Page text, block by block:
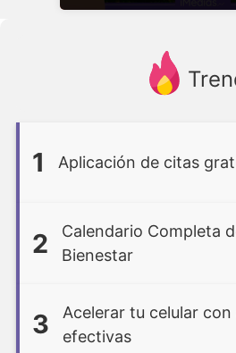
1 Aplicación de citas
2
Calendario Completa
Bienestar
3
Acelerar tu celular
efectivas